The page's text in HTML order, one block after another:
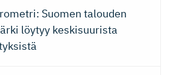
Suomen talouden
löytyy keskisuurista